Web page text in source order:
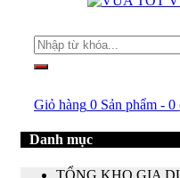
Giỏ hàng 0 Sản phẩm - 0
Danh mục
TỔNG KHO GIA